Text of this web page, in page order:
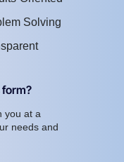
Solving
form?
you at a
needs and